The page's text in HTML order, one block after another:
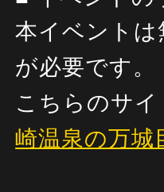
本イベント
が必要です。
こちらのサ
崎温泉の万城